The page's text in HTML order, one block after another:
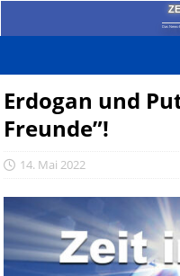
Das
Erdogan und
Freunde”!
14. Mai 2022